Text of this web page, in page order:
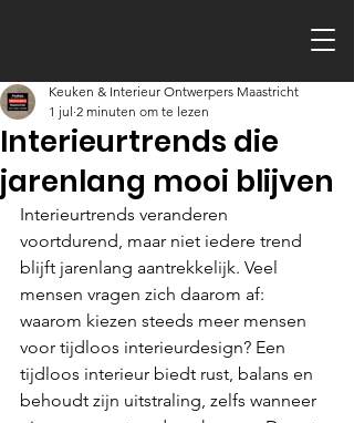
Interieurtrends die
jarenlang mooi blijven
Keuken & Interieur Ontwerpers Maastricht
1 jul 2 minuten om te lezen
Interieurtrends veranderen
voortdurend, maar niet iedere trend
blijft jarenlang aantrekkelijk. Veel
mensen vragen zich daarom af:
waarom kiezen steeds meer mensen
voor tijdloos interieurdesign? Een
tijdloos interieur biedt rust, balans en
behoudt zijn uitstraling, zelfs wanneer